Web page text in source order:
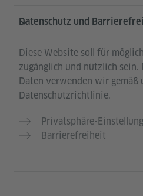
Datenschutz und
Diese Website soll für
zugänglich und nützlich sein.
Daten verwenden wir gemäß
Datenschutzrichtlinie.
Privatsphäre-
Barrierefreiheit